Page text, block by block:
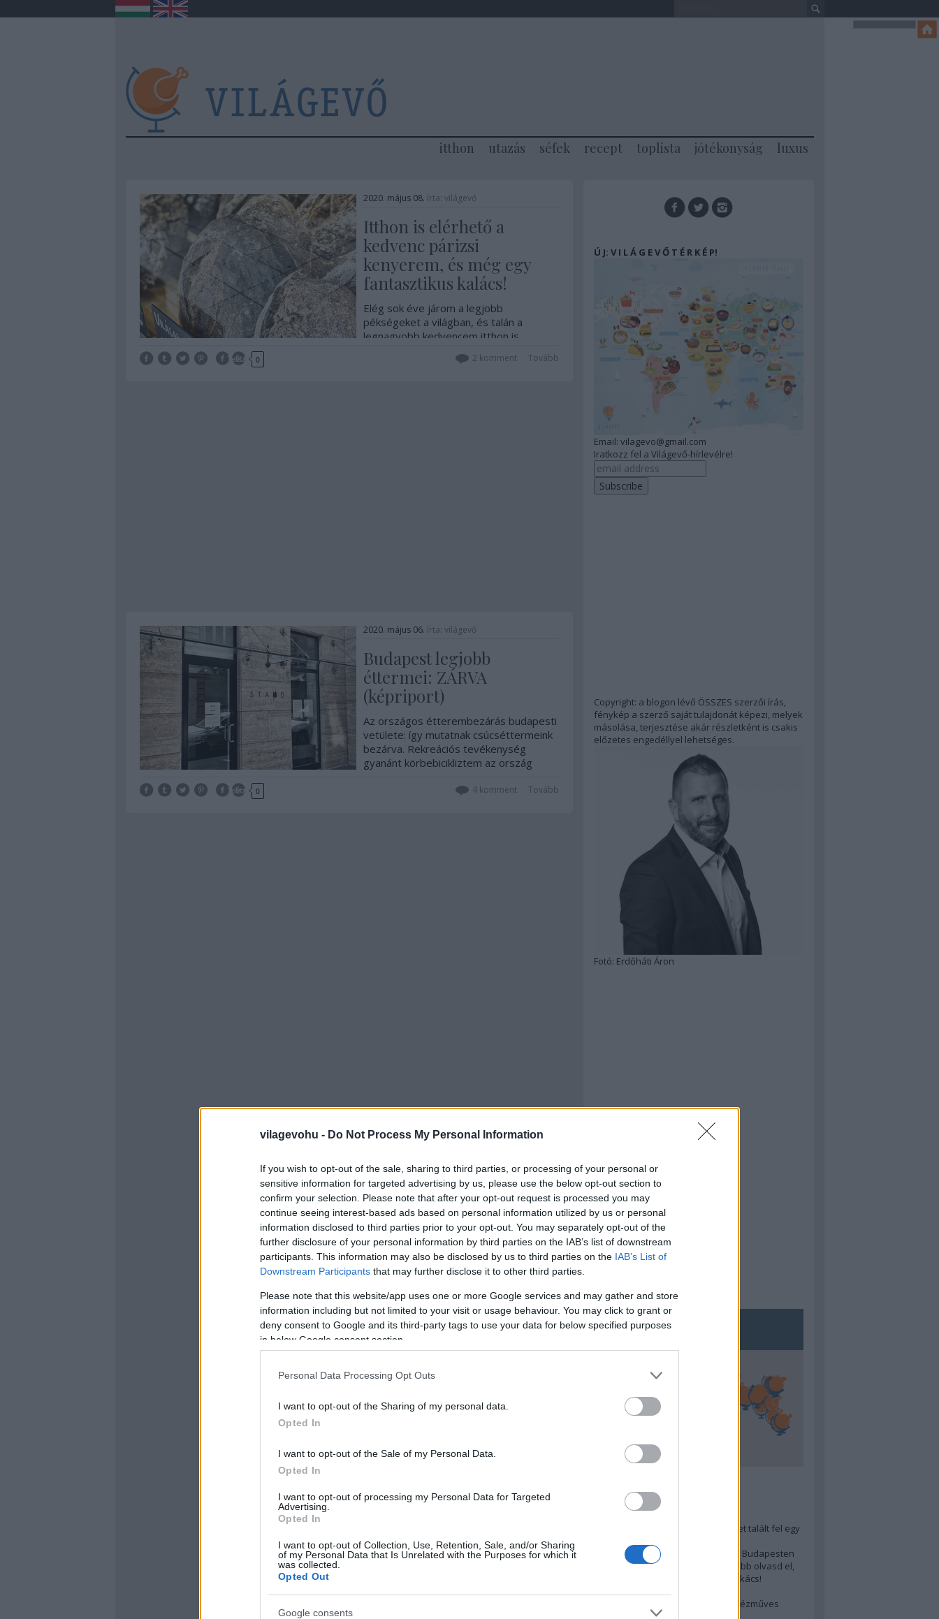
vilagevohu - Do Not Process My Personal Information
If you wish to opt-out of the sale, sharing to third parties, or processing of your personal or
sensitive information for targeted advertising by us, please use the below opt-out section to
confirm your selection. Please note that after your opt-out request is processed you may
continue seeing interest-based ads based on personal information utilized by us or personal
information disclosed to third parties prior to your opt-out. You may separately opt-out of the
further disclosure of your personal information by third parties on the IAB’s list of downstream
participants. This information may also be disclosed by us to third parties on the IAB’s List of
Downstream Participants that may further disclose it to other third parties.
Please note that this website/app uses one or more Google services and may gather and store
information including but not limited to your visit or usage behaviour. You may click to grant or
deny consent to Google and its third-party tags to use your data for below specified purposes
in below Google consent section.
Personal Data Processing Opt Outs
I want to opt-out of the Sharing of my personal data.
Opted In
I want to opt-out of the Sale of my Personal Data.
Opted In
I want to opt-out of processing my Personal Data for Targeted
Advertising.
Opted In
I want to opt-out of Collection, Use, Retention, Sale, and/or Sharing
of my Personal Data that Is Unrelated with the Purposes for which it
was collected.
Opted Out
Google consents
itthon utazás séfek recept toplista jótékonyság luxus
2020. május 08. írta: világevő
Itthon is elérhető a
kedvenc párizsi
kenyerem, és még egy
fantasztikus kalács!
Elég sok éve járom a legjobb
pékségeket a világban, és talán a
legnagyobb kedvencem itthon is
Tetszik 0 Tovább
2 komment
2020. május 06. írta: világevő
Budapest legjobb
éttermei: ZÁRVA
(képriport)
Az országos étterembezárás budapesti
vetülete: így mutatnak csúcséttermeink
bezárva. Rekreációs tevékenység
gyanánt körbebicikliztem az ország
Tetszik 0 Tovább
4komment
Ú J: V I L Á G E V Ő T É R K É P!
Email: vilagevo@gmail.com
Iratkozz fel a Világevő-hírlevélre!
Copyright: a blogon lévő ÖSSZES szerzői írás,
fénykép a szerző saját tulajdonát képezi, melyek
másolása, terjesztése akár részletként is csakis
előzetes engedéllyel lehetséges.
Fotó: Erdőháti Áron
TOP5
Annyira menő Budapest-térképet talált fel egy
A 10 legjobb (elérhető árú) ebéd Budapesten
Szakács akarsz lenni? Akkor előbb olvasd el,
mit gondol erről egy magyar szakács!
Budapest rejtett kincsei: orosz kézműves